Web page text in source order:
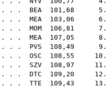
. . . BEA 101,68 5.
. . MEA 103,06 6.
. . . MOM 106,81 7.
. . . MEA 107,05 8.
. . PVS 108,49 9.
. . OSC 108,55 10.
. . . SZV 108,97 11.
. . DTC 109,20 12.
. . TTE 109,43 13.